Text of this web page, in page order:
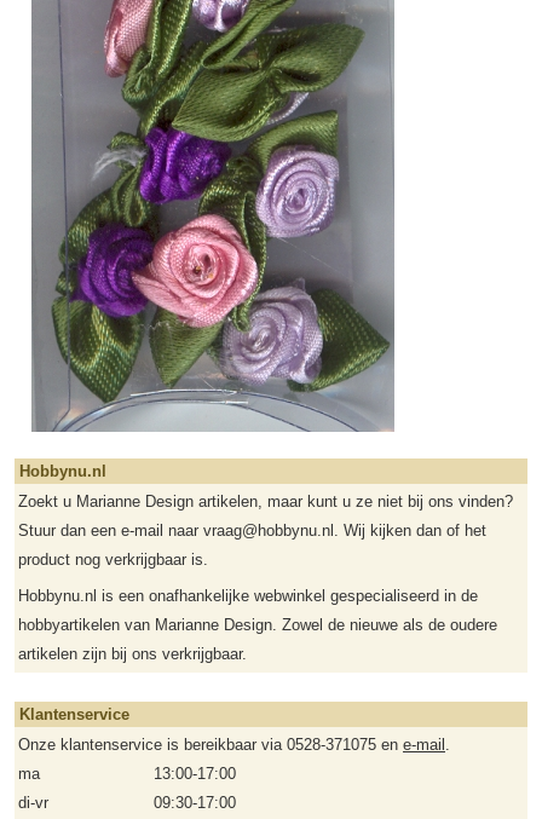
Hobbynu.nl
Zoekt u Marianne Design artikelen, maar kunt u ze niet bij ons vinden?
Stuur dan een e-mail naar vraag@hobbynu.nl. Wij kijken dan of het
product nog verkrijgbaar is.
Hobbynu.nl is een onafhankelijke webwinkel gespecialiseerd in de
hobbyartikelen van Marianne Design. Zowel de nieuwe als de oudere
artikelen zijn bij ons verkrijgbaar.
Klantenservice
Onze klantenservice is bereikbaar via 0528-371075 en e-mail .
ma
13:00-17:00
di-vr
09:30-17:00